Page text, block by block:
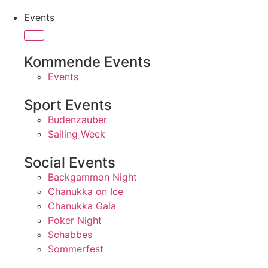
Events
Kommende Events
Events
Sport Events
Budenzauber
Sailing Week
Social Events
Backgammon Night
Chanukka on Ice
Chanukka Gala
Poker Night
Schabbes
Sommerfest